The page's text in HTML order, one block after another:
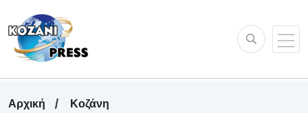
Αρχική
Κοζάνη